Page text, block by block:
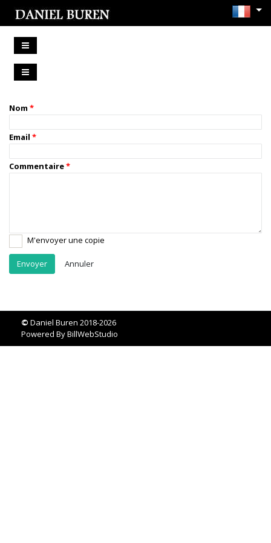
Nom
Email
Commentaire
M'envoyer une copie
Annuler
© Daniel Buren 2018-2026
Powered ByBillWebStudio